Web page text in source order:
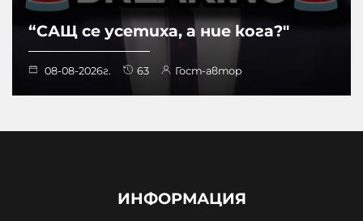
“САЩ се усетиха, а ние кога?"
08-08-2026г. 63 Гост-автор
ИНФОРМАЦИЯ